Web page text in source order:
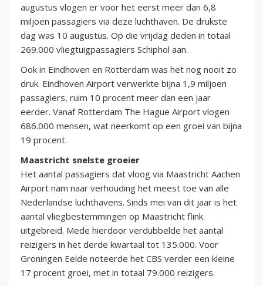
augustus vlogen er voor het eerst meer dan 6,8
miljoen passagiers via deze luchthaven. De drukste
dag was 10 augustus. Op die vrijdag deden in totaal
269.000 vliegtuigpassagiers Schiphol aan.
Ook in Eindhoven en Rotterdam was het nog nooit zo
druk. Eindhoven Airport verwerkte bijna 1,9 miljoen
passagiers, ruim 10 procent meer dan een jaar
eerder. Vanaf Rotterdam The Hague Airport vlogen
686.000 mensen, wat neerkomt op een groei van bijna
19 procent.
Maastricht snelste groeier
Het aantal passagiers dat vloog via Maastricht Aachen
Airport nam naar verhouding het meest toe van alle
Nederlandse luchthavens. Sinds mei van dit jaar is het
aantal vliegbestemmingen op Maastricht flink
uitgebreid. Mede hierdoor verdubbelde het aantal
reizigers in het derde kwartaal tot 135.000. Voor
Groningen Eelde noteerde het CBS verder een kleine
17 procent groei, met in totaal 79.000 reizigers.